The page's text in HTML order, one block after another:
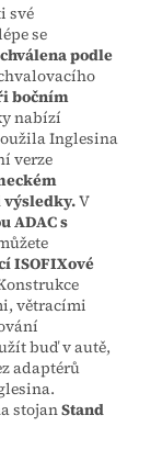
své
se
podle
bočním
nabízí
Inglesina
verze
V
ADAC s
ISOFIXové
větracími
buď v autě,
adaptérů
stojanStand